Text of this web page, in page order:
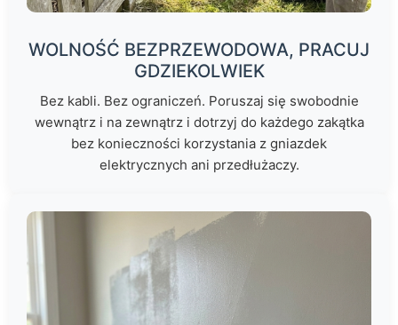
WOLNOŚĆ BEZPRZEWODOWA, PRACUJ
GDZIEKOLWIEK
Bez kabli. Bez ograniczeń. Poruszaj się swobodnie
wewnątrz i na zewnątrz i dotrzyj do każdego zakątka
bez konieczności korzystania z gniazdek
elektrycznych ani przedłużaczy.